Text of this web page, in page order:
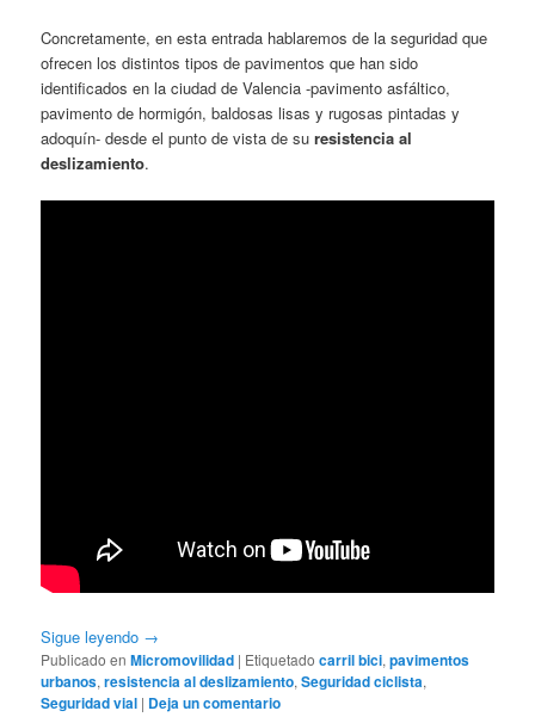
Concretamente, en esta entrada hablaremos de la seguridad que
ofrecen los distintos tipos de pavimentos que han sido
identificados en la ciudad de Valencia -pavimento asfáltico,
pavimento de hormigón, baldosas lisas y rugosas pintadas y
adoquín- desde el punto de vista de suresistencia al
deslizamiento.
Sigue leyendo →
Publicado en Micromovilidad | Etiquetado carril bici,pavimentos
urbanos,resistencia al deslizamiento,Seguridad ciclista,
Seguridad vial | Deja un comentario